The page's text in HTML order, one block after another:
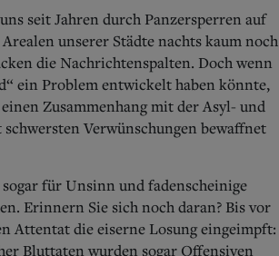
seit Jahren durch Panzersperren auf
unserer Städte nachts kaum noch
die Nachrichtenspalten. Doch wenn
ein Problem entwickelt haben könnte,
Zusammenhang mit der Asyl- und
Verwünschungen bewaffnet
für Unsinn und fadenscheinige
Erinnern Sie sich noch daran? Bis vor
Attentat die eiserne Losung eingeimpft:
Bluttaten wurden sogar Offensiven